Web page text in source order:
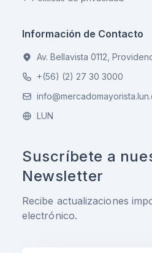
Información de Contacto
Av. Bellavista 0112,
+(56) (2) 27 30 3000
LUN
Suscríbete a
Newsletter
Recibe actualizaciones
electrónico.